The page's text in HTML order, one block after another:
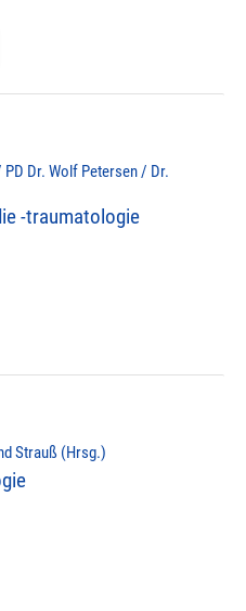
Dr. Wolf Petersen / Dr.
-traumatologie
Strauß (Hrsg.)